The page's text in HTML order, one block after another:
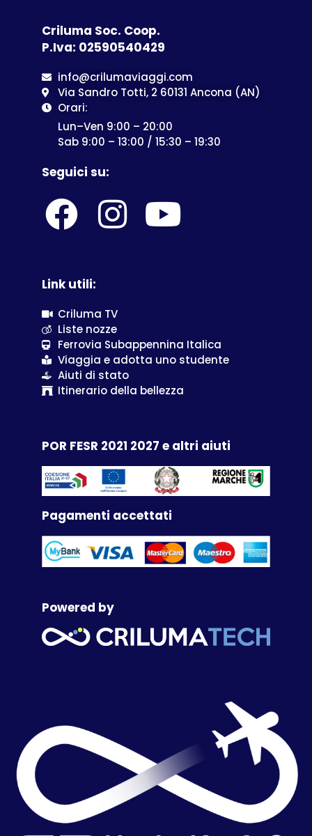
Criluma Soc. Coop.
P.Iva: 02590540429
info@crilumaviaggi.com
Via Sandro Totti, 2 60131 Ancona (AN)
Orari:
Lun–Ven 9:00 – 20:00
Sab 9:00 – 13:00 / 15:30 – 19:30
Seguici su:
Link utili:
Criluma TV
Liste nozze
Ferrovia Subappennina Italica
Viaggia e adotta uno studente
Aiuti di stato
Itinerario della bellezza
POR FESR 2021 2027 e altri aiuti
Pagamenti accettati
Powered by